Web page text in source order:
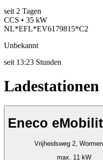
seit 2 Tagen
CCS • 35 kW
NL*EFL*EV6179815*C2
Unbekannt
seit 13:23 Stunden
Eneco
Vrijheidsweg 2,
max. 11 kW